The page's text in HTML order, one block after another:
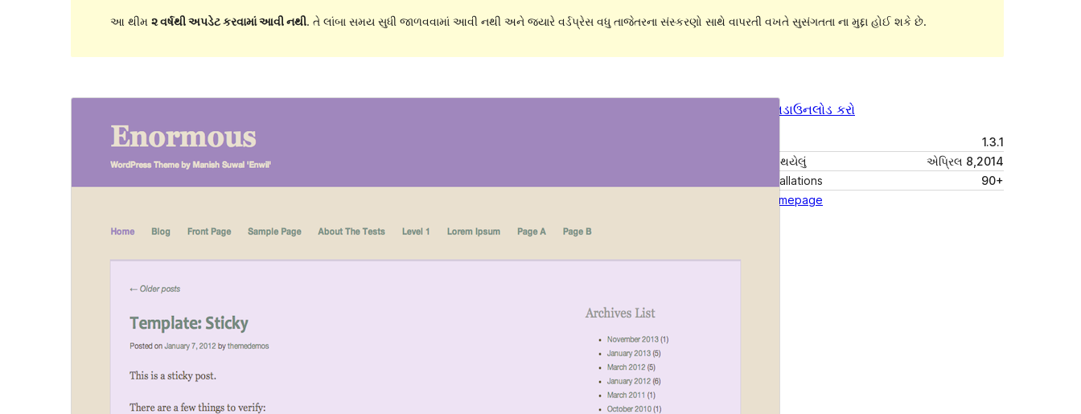
આ થીમ ૨ વર્ષથી અપડેટ કરવામાં આવી નથી. તે લાંબા સમય સુધી જાળવવામાં આવી નથી અને જ્યારે વર્ડપ્રેસ વધુ તાજેતરના સંસ્કરણો સાથે વાપરતી વખતે સુસંગતતા ના મુદ્દા હોઈ શકે છે.
પૂર્વાવલોકનડાઉનલોડ કરો
1.3.1
છેલે અપડેટ થયેલું
એપ્રિલ 8,2014
Active installations
90+
Theme homepage